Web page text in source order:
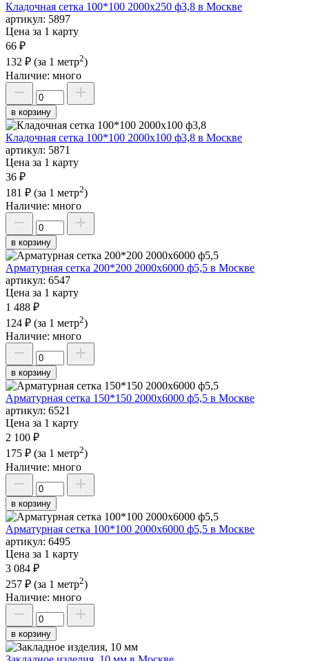
Кладочная сетка 100*100 2000х250 ф3,8 в Москве
артикул: 5897
Цена за 1 карту
66 ₽
132 ₽ (за 1 метр2)
Наличие: много
в корзину
Кладочная сетка 100*100 2000х100 ф3,8 в Москве
артикул: 5871
Цена за 1 карту
36 ₽
181 ₽ (за 1 метр2)
Наличие: много
в корзину
Арматурная сетка 200*200 2000х6000 ф5,5 в Москве
артикул: 6547
Цена за 1 карту
1 488 ₽
124 ₽ (за 1 метр2)
Наличие: много
в корзину
Арматурная сетка 150*150 2000х6000 ф5,5 в Москве
артикул: 6521
Цена за 1 карту
2 100 ₽
175 ₽ (за 1 метр2)
Наличие: много
в корзину
Арматурная сетка 100*100 2000х6000 ф5,5 в Москве
артикул: 6495
Цена за 1 карту
3 084 ₽
257 ₽ (за 1 метр2)
Наличие: много
в корзину